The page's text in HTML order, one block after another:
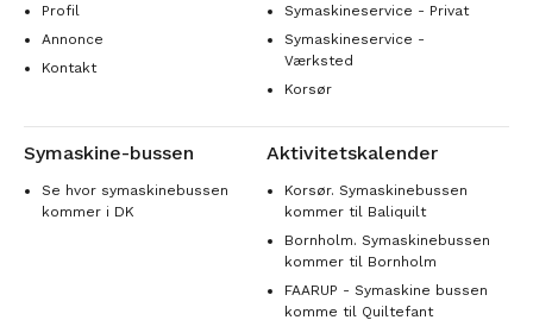
Profil
Annonce
Kontakt
Symaskineservice - Privat
Symaskineservice -
Værksted
Korsør
Symaskine-bussen
Se hvor symaskinebussen
kommer i DK
Aktivitetskalender
Korsør. Symaskinebussen
kommer til Baliquilt
Bornholm. Symaskinebussen
kommer til Bornholm
FAARUP - Symaskine bussen
komme til Quiltefant